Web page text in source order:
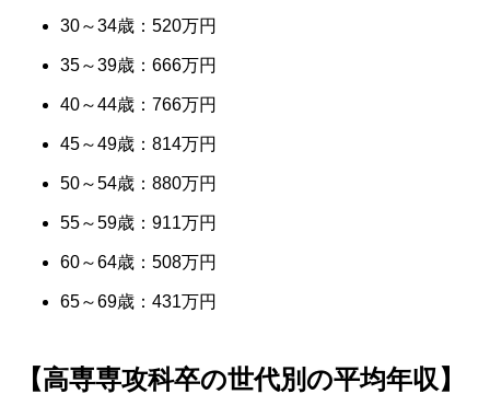
30～34歳：520万円
35～39歳：666万円
40～44歳：766万円
45～49歳：814万円
50～54歳：880万円
55～59歳：911万円
60～64歳：508万円
65～69歳：431万円
【高専専攻科卒の世代別の平均年収】